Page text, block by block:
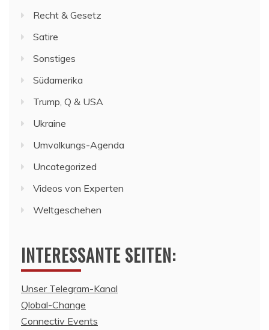
Recht & Gesetz
Satire
Sonstiges
Südamerika
Trump, Q & USA
Ukraine
Umvolkungs-Agenda
Uncategorized
Videos von Experten
Weltgeschehen
INTERESSANTE SEITEN:
Unser Telegram-Kanal
Qlobal-Change
Connectiv Events